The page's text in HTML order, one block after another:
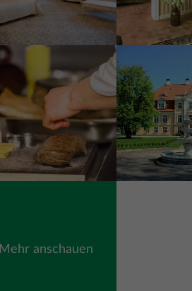
Bild
Mehr anschauen